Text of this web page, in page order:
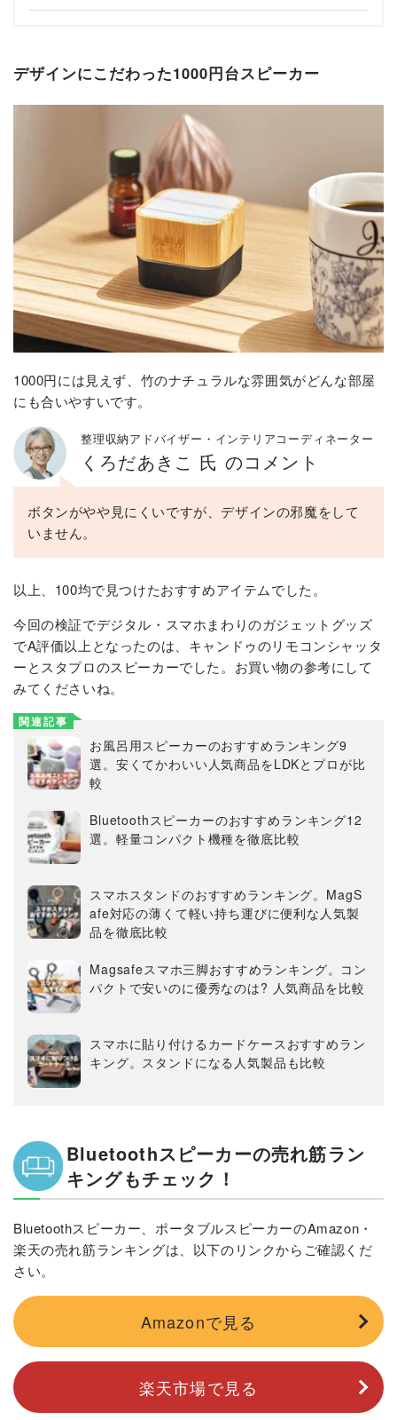
デザインにこだわった1000円台スピーカー
1000円には見えず、竹のナチュラルな雰囲気がどんな部屋
にも合いやすいです。
整理収納アドバイザー・インテリアコーディネーター
くろだあきこ 氏 のコメント
ボタンがやや見にくいですが、デザインの邪魔をして
いません。
以上、100均で見つけたおすすめアイテムでした。
今回の検証でデジタル・スマホまわりのガジェットグッズ
でA評価以上となったのは、キャンドゥのリモコンシャッタ
ーとスタプロのスピーカーでした。お買い物の参考にして
みてくださいね。
関連記事
お風呂用スピーカーのおすすめランキング9
選。安くてかわいい人気商品をLDKとプロが比
較
Bluetoothスピーカーのおすすめランキング12
選。軽量コンパクト機種を徹底比較
スマホスタンドのおすすめランキング。MagS
afe対応の薄くて軽い持ち運びに便利な人気製
品を徹底比較
Magsafeスマホ三脚おすすめランキング。コン
パクトで安いのに優秀なのは? 人気商品を比較
スマホに貼り付けるカードケースおすすめラン
キング。スタンドになる人気製品も比較
Bluetoothスピーカーの売れ筋ラン
キングもチェック！
Bluetoothスピーカー、ポータブルスピーカーのAmazon・
楽天の売れ筋ランキングは、以下のリンクからご確認くだ
さい。
Amazonで見る
楽天市場で見る